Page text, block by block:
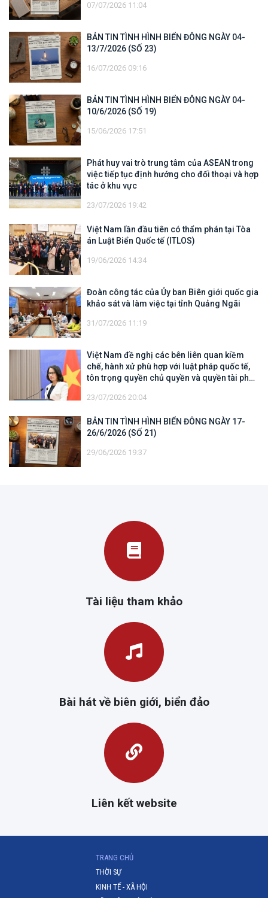
07/07/2026 11:04
BẢN TIN TÌNH HÌNH BIỂN ĐÔNG NGÀY 04-
13/7/2026 (SỐ 23)
16/07/2026 09:16
BẢN TIN TÌNH HÌNH BIỂN ĐÔNG NGÀY 04-
10/6/2026 (SỐ 19)
15/06/2026 17:51
Phát huy vai trò trung tâm của ASEAN trong
việc tiếp tục định hướng cho đối thoại và hợp
tác ở khu vực
23/07/2026 19:42
Việt Nam lần đầu tiên có thẩm phán tại Tòa
án Luật Biển Quốc tế (ITLOS)
19/06/2026 14:34
Đoàn công tác của Ủy ban Biên giới quốc gia
khảo sát và làm việc tại tỉnh Quảng Ngãi
31/07/2026 11:19
Việt Nam đề nghị các bên liên quan kiềm
chế, hành xử phù hợp với luật pháp quốc tế,
tôn trọng quyền chủ quyền và quyền tài phán
địa của quốc gia ven biển
23/07/2026 20:04
BẢN TIN TÌNH HÌNH BIỂN ĐÔNG NGÀY 17-
26/6/2026 (SỐ 21)
29/06/2026 19:37
Tài liệu tham khảo
Bài hát về biên giới, biển đảo
Liên kết website
TRANG CHỦ(CURRENT)
THỜI SỰ
KINH TẾ - XÃ HỘI